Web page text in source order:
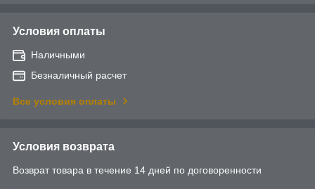
Условия оплаты
Наличными
Безналичный расчет
Все условия оплаты
Условия возврата
Возврат товара в течение 14 дней по договоренности